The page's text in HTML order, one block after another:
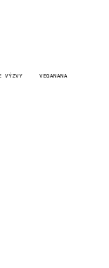
VÝZVY VEGANANA